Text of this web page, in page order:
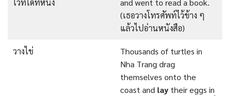
ไว้ที่ใดที่หนึ่ง
and went to read a book.
(เธอวางโทรศัพท์ไว้ข้าง ๆ
แล้วไปอ่านหนังสือ)
วางไข่
Thousands of turtles in
Nha Trang drag
themselves onto the
coast and lay their eggs in